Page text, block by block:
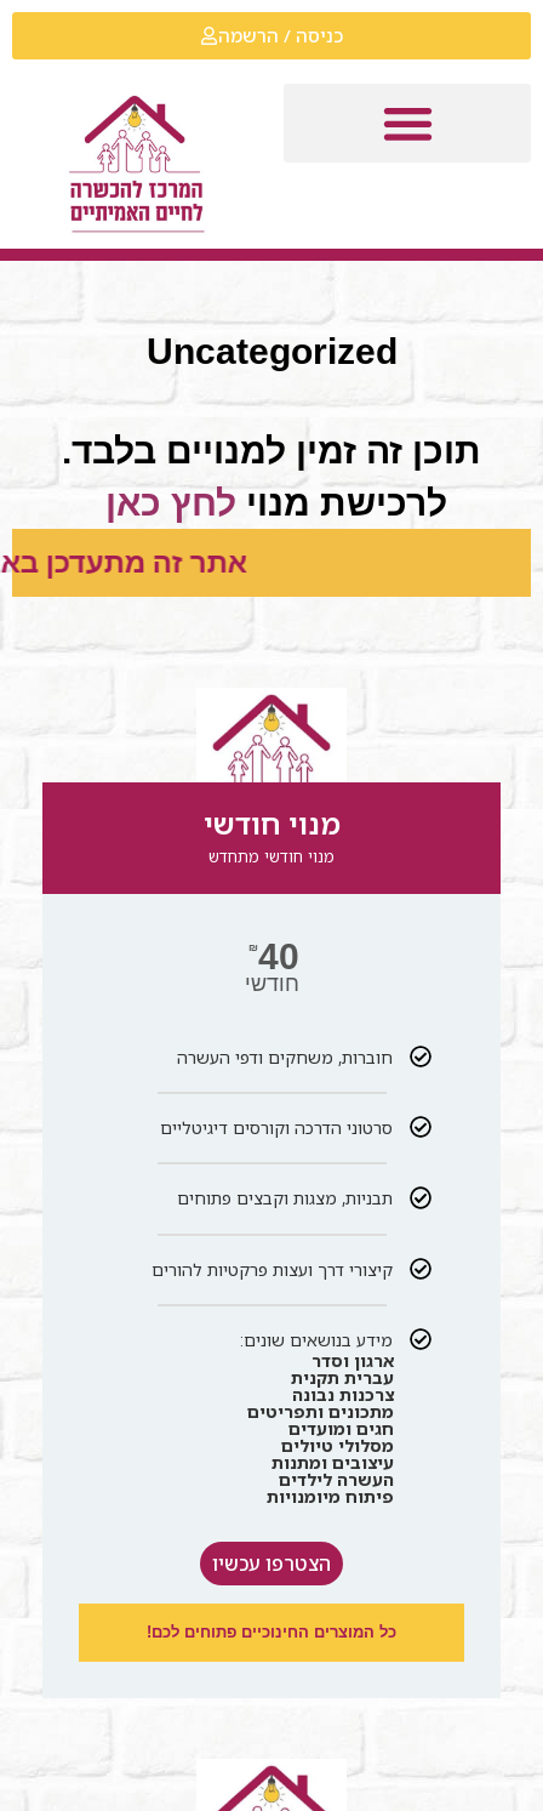
כניסה / הרשמה
Uncategorized
תוכן זה זמין למנויים בלבד.
לרכישת מנוי לחץ כאן
אתר זה מתעדכן
מנוי חודשי
מנוי חודשי מתחדש
₪40
חודשי
חוברות, משחקים ודפי העשרה
סרטוני הדרכה וקורסים דיגיטליים
תבניות, מצגות וקבצים פתוחים
קיצורי דרך ועצות פרקטיות להורים
מידע בנושאים שונים:
ארגון וסדר
עברית תקנית
צרכנות נבונה
מתכונים ותפריטים
חגים ומועדים
מסלולי טיולים
עיצובים ומתנות
העשרה לילדים
פיתוח מיומנויות
הצטרפו עכשיו
כל המוצרים החינוכיים פתוחים לכם!